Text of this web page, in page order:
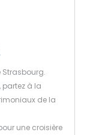
Strasbourg.
à la
de la
une croisière